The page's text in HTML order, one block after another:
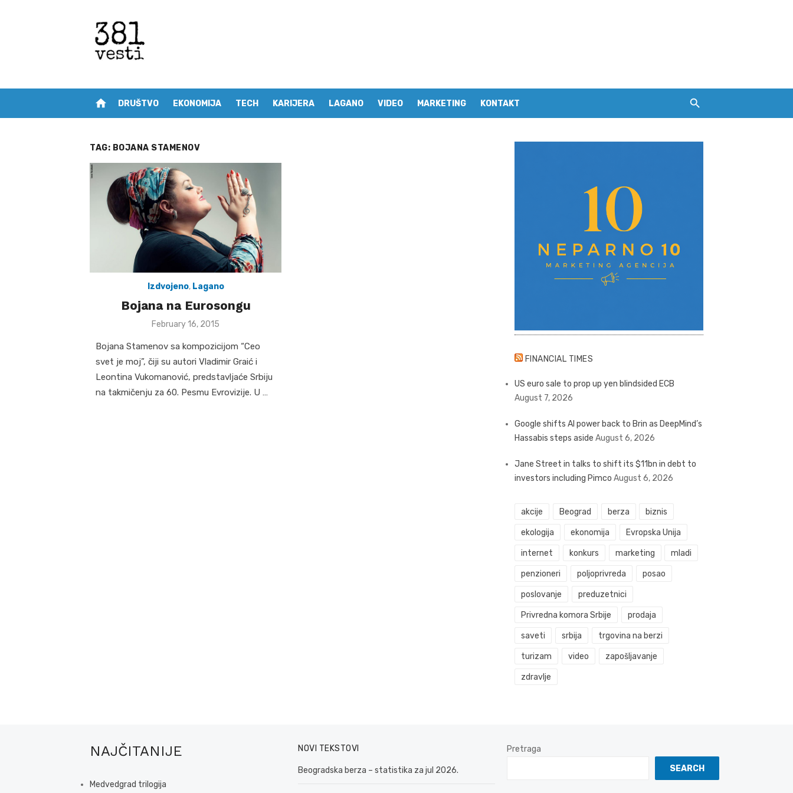
home DRUŠTVO EKONOMIJA TECH KARIJERA LAGANO VIDEO MARKETING KONTAKT
TAG: BOJANA STAMENOV
Izdvojeno, Lagano
Bojana na Eurosongu
Posted
February 16, 2015
Bojana Stamenov sa kompozicijom “Ceo
svet je moj”, čiji su autori Vladimir Graić i
Leontina Vukomanović, predstavljaće Srbiju
na takmičenju za 60. Pesmu Evrovizije. U …
FINANCIAL TIMES
US euro sale to prop up yen blindsided ECB
August 7, 2026
Google shifts AI power back to Brin as DeepMind’s
Hassabis steps aside August 6, 2026
Jane Street in talks to shift its $11bn in debt to
investors including Pimco August 6, 2026
akcije Beograd berza biznis
ekologija ekonomija Evropska Unija
internet konkurs marketing mladi
penzioneri poljoprivreda posao
poslovanje preduzetnici
Privredna komora Srbije prodaja
saveti srbija trgovina na berzi
turizam video zapošljavanje
zdravlje
NAJČITANIJE
Medvedgrad trilogija
NOVI TEKSTOVI
Beogradska berza – statistika za jul 2026.
Pretraga
SEARCH